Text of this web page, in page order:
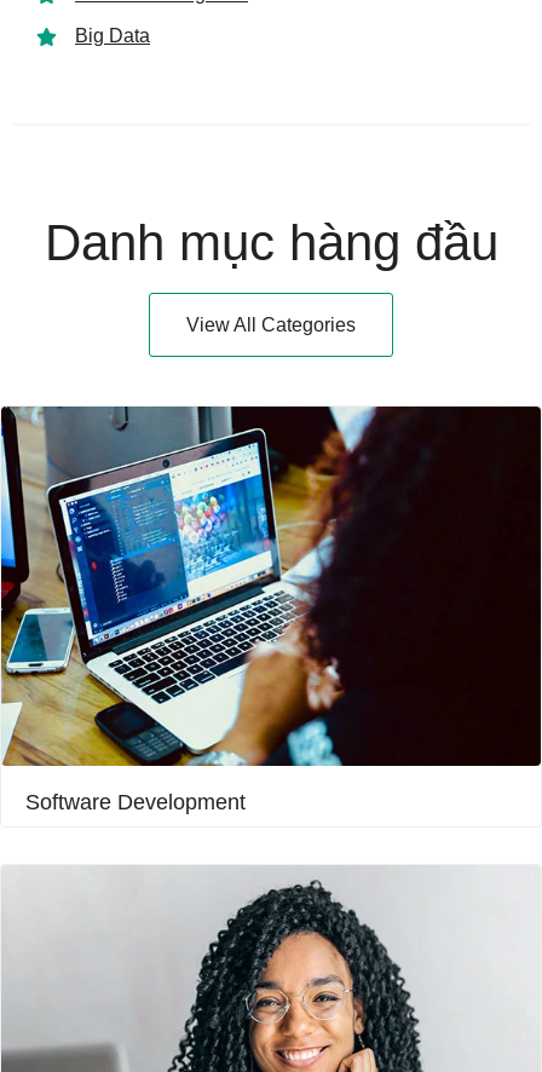
Big Data
Danh mục hàng đầu
View All Categories
Software Development​